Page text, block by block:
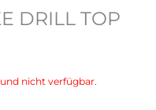
DRILL TOP
nicht verfügbar.